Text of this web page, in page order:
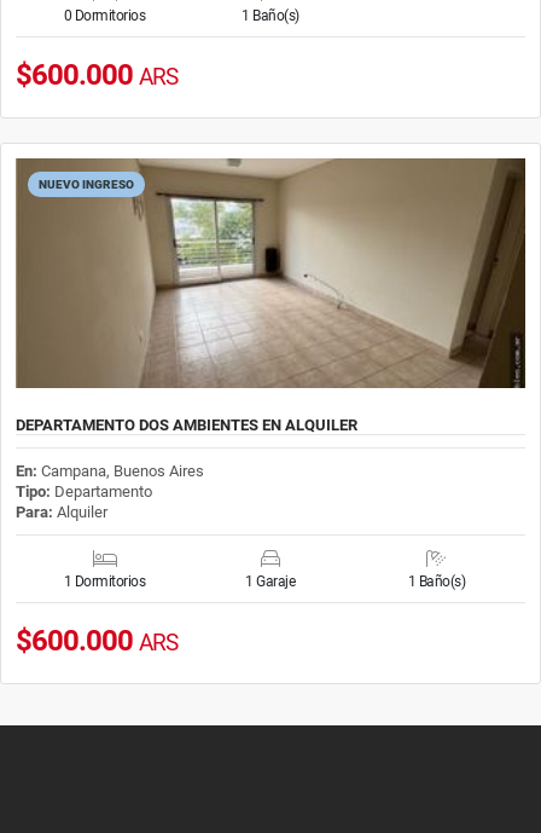
0 Dormitorios 1 Baño(s)
$600.000 ARS
NUEVO INGRESO
DEPARTAMENTO DOS AMBIENTES EN ALQUILER
En: Campana, Buenos Aires
Tipo: Departamento
Para: Alquiler
1 Dormitorios 1 Garaje 1 Baño(s)
$600.000 ARS